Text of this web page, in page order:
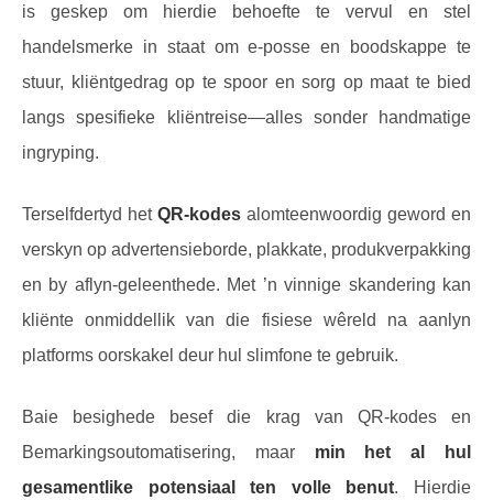
is geskep om hierdie behoefte te vervul en stel
handelsmerke in staat om e-posse en boodskappe te
stuur, kliëntgedrag op te spoor en sorg op maat te bied
langs spesifieke kliëntreise—alles sonder handmatige
ingryping.
Terselfdertyd het QR-kodes alomteenwoordig geword en
verskyn op advertensieborde, plakkate, produkverpakking
en by aflyn-geleenthede. Met ’n vinnige skandering kan
kliënte onmiddellik van die fisiese wêreld na aanlyn
platforms oorskakel deur hul slimfone te gebruik.
Baie besighede besef die krag van QR-kodes en
Bemarkingsoutomatisering, maar min het al hul
gesamentlike potensiaal ten volle benut. Hierdie